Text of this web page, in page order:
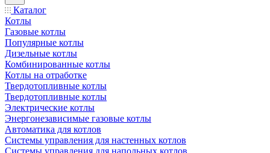
Каталог
Котлы
Газовые котлы
Популярные котлы
Дизельные котлы
Комбинированные котлы
Котлы на отработке
Твердотопливные котлы
Твердотопливные котлы
Электрические котлы
Энергонезависимые газовые котлы
Автоматика для котлов
Системы управления для настенных котлов
Системы управления для напольных котлов